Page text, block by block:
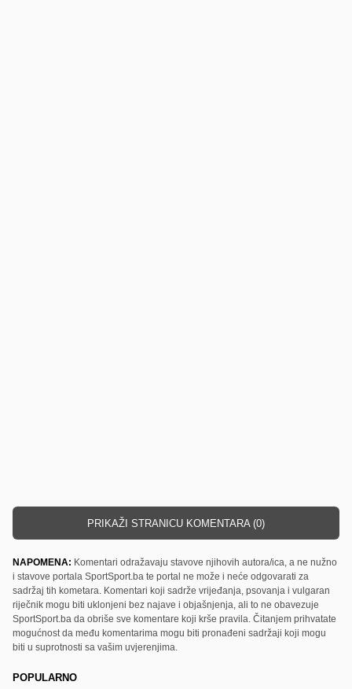
PRIKAŽI STRANICU KOMENTARA (0)
NAPOMENA: Komentari odražavaju stavove njihovih autora/ica, a ne nužno
i stavove portala SportSport.ba te portal ne može i neće odgovarati za
sadržaj tih kometara. Komentari koji sadrže vrijeđanja, psovanja i vulgaran
riječnik mogu biti uklonjeni bez najave i objašnjenja, ali to ne obavezuje
SportSport.ba da obriše sve komentare koji krše pravila. Čitanjem prihvatate
mogućnost da među komentarima mogu biti pronađeni sadržaji koji mogu
biti u suprotnosti sa vašim uvjerenjima.
POPULARNO